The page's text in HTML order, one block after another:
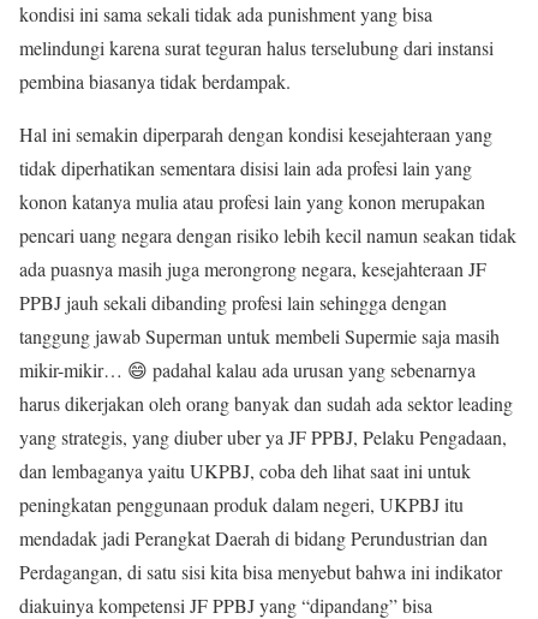
kondisi ini sama sekali tidak ada punishment yang bisa
melindungi karena surat teguran halus terselubung dari instansi
pembina biasanya tidak berdampak.
Hal ini semakin diperparah dengan kondisi kesejahteraan yang
tidak diperhatikan sementara disisi lain ada profesi lain yang
konon katanya mulia atau profesi lain yang konon merupakan
pencari uang negara dengan risiko lebih kecil namun seakan tidak
ada puasnya masih juga merongrong negara, kesejahteraan JF
PPBJ jauh sekali dibanding profesi lain sehingga dengan
tanggung jawab Superman untuk membeli Supermie saja masih
mikir-mikir… 😄 padahal kalau ada urusan yang sebenarnya
harus dikerjakan oleh orang banyak dan sudah ada sektor leading
yang strategis, yang diuber uber ya JF PPBJ, Pelaku Pengadaan,
dan lembaganya yaitu UKPBJ, coba deh lihat saat ini untuk
peningkatan penggunaan produk dalam negeri, UKPBJ itu
mendadak jadi Perangkat Daerah di bidang Perundustrian dan
Perdagangan, di satu sisi kita bisa menyebut bahwa ini indikator
diakuinya kompetensi JF PPBJ yang “dipandang” bisa